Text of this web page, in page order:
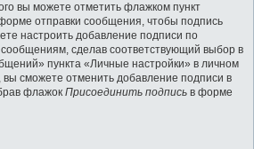
вы можете отметить флажком пункт
отправки сообщения, чтобы подпись
настроить добавление подписи по
сделав соответствующий выбор в
пункта «Личные настройки» в личном
сможете отменить добавление подписи в
флажок Присоединить подпись в форме